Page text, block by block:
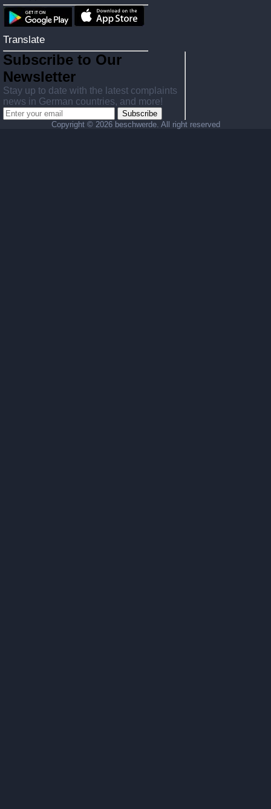
Translate
Subscribe to Our
Newsletter
Stay up to date with the latest complaints
news in German countries, and more!
Subscribe
Copyright © 2026 beschwerde. All right reserved